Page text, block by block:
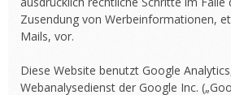
Zusendung von Werbeinformationen,
Mails, vor.
Diese Website benutzt Google
Webanalysedienst der Google Inc.